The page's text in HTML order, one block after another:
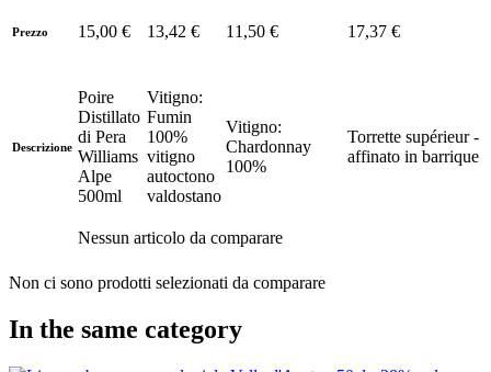
Prezzo 15,00 € 13,42 € 11,50 € 17,37 €
Descrizione
Poire
Distillato
di Pera
Williams
Alpe
500ml
Vitigno:
Fumin
100%
vitigno
autoctono
valdostano
Vitigno:
Chardonnay
100%
Torrette supérieur -
affinato in barrique
Nessun articolo da comparare
Non ci sono prodotti selezionati da comparare
In the same category